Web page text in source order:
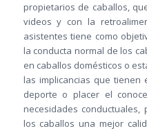
propietarios de caballos,
videos y con la
asistentes tiene como
la conducta normal de los
en caballos domésticos o
las implicancias que
deporte o placer el
necesidades
los caballos una mejor